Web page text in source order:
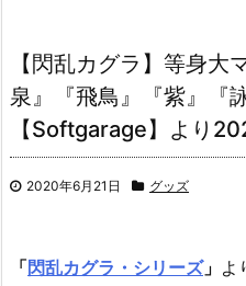
【閃乱カグラ】等身大
泉』『飛鳥』『紫』『
【Softgarage】より
2020年6月21日 グッズ
「閃乱カグラ・シリーズ」 よ